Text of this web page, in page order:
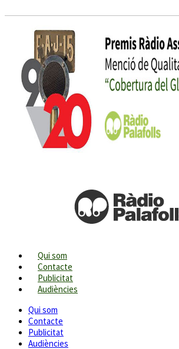
Qui som
Contacte
Publicitat
Audiències
Qui som
Contacte
Publicitat
Audiències